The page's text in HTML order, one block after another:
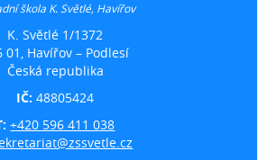
škola K. Světlé, Havířov
K. Světlé 1/1372
01, Havířov – Podlesí
Česká republika
IČ:48805424
+420 596 411 038